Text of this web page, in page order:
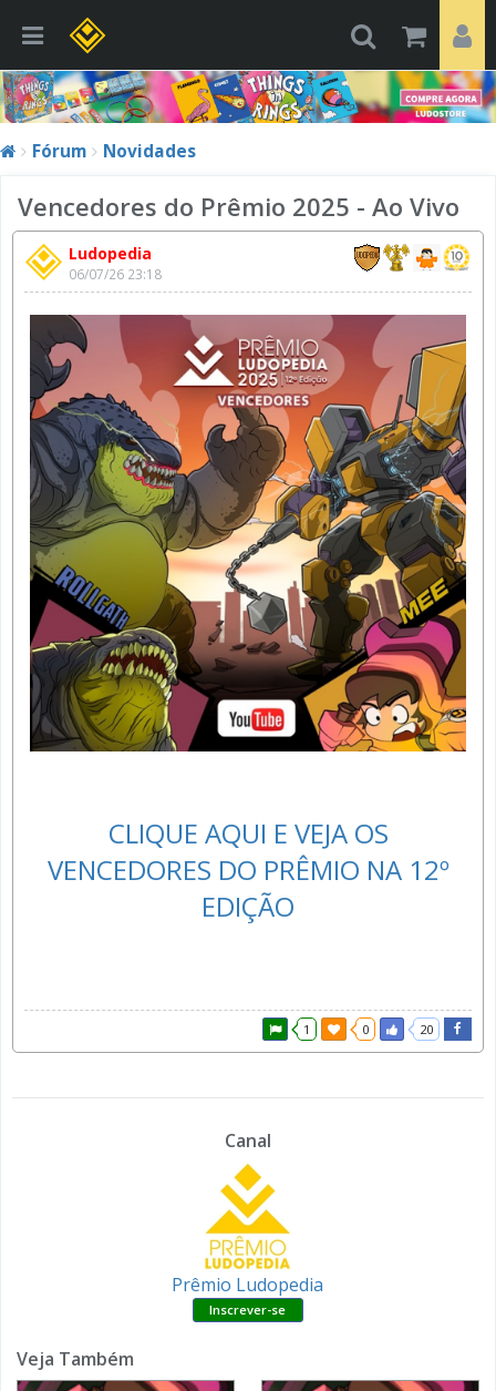
Fórum Novidades
Vencedores do Prêmio 2025 - Ao Vivo
Ludopedia
06/07/26 23:18
CLIQUE AQUI E VEJA OS
VENCEDORES DO PRÊMIO NA 12º
EDIÇÃO
1 0 20
Canal
Prêmio Ludopedia
Veja Também